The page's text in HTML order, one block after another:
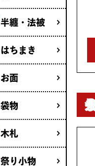
半纏・法被
はちまき
お面
袋物
木札
祭り小物